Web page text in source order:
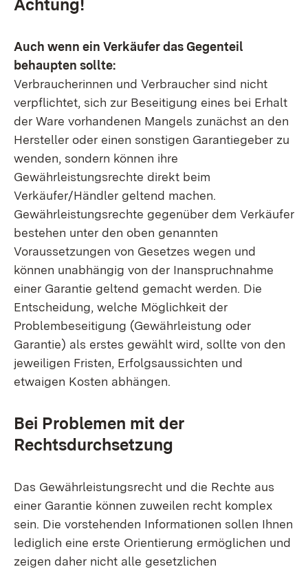
Achtung!
Auch wenn ein Verkäufer das Gegenteil
behaupten sollte:
Verbraucherinnen und Verbraucher sind nicht
verpflichtet, sich zur Beseitigung eines bei Erhalt
der Ware vorhandenen Mangels zunächst an den
Hersteller oder einen sonstigen Garantiegeber zu
wenden, sondern können ihre
Gewährleistungsrechte direkt beim
Verkäufer/Händler geltend machen.
Gewährleistungsrechte gegenüber dem Verkäufer
bestehen unter den oben genannten
Voraussetzungen von Gesetzes wegen und
können unabhängig von der Inanspruchnahme
einer Garantie geltend gemacht werden. Die
Entscheidung, welche Möglichkeit der
Problembeseitigung (Gewährleistung oder
Garantie) als erstes gewählt wird, sollte von den
jeweiligen Fristen, Erfolgsaussichten und
etwaigen Kosten abhängen.
Bei Problemen mit der
Rechtsdurchsetzung
Das Gewährleistungsrecht und die Rechte aus
einer Garantie können zuweilen recht komplex
sein. Die vorstehenden Informationen sollen Ihnen
lediglich eine erste Orientierung ermöglichen und
zeigen daher nicht alle gesetzlichen